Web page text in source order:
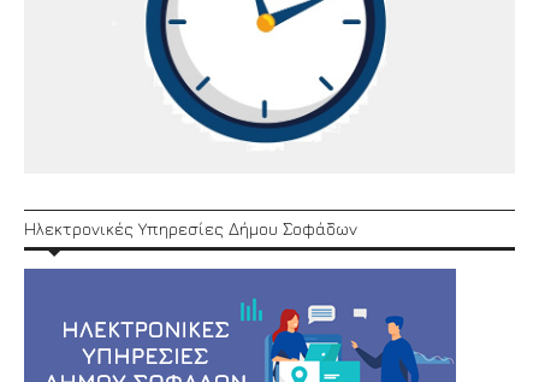
Ηλεκτρονικές Υπηρεσίες Δήμου Σοφάδων